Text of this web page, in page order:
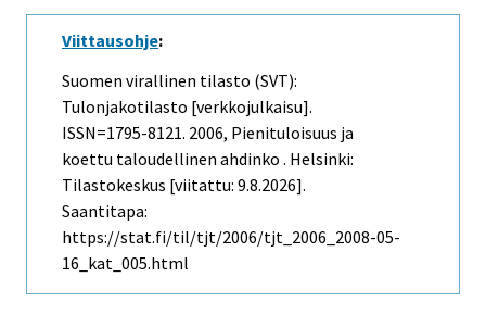
Viittausohje:
Suomen virallinen tilasto (SVT):
Tulonjakotilasto [verkkojulkaisu].
ISSN=1795-8121. 2006, Pienituloisuus ja
koettu taloudellinen ahdinko . Helsinki:
Tilastokeskus [viitattu: 9.8.2026].
Saantitapa:
https://stat.fi/til/tjt/2006/tjt_2006_2008-05-
16_kat_005.html